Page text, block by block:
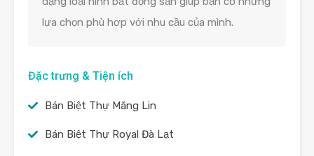
lựa chọn phù hợp với nhu cầu của mình.
Đặc trưng & Tiện ích
Bán Biệt Thự Măng Lin
Bán Biệt Thự Royal Đà Lạt